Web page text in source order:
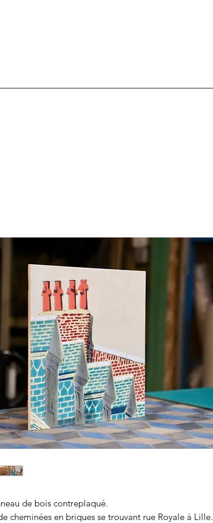
de bois contreplaqué.
cheminées en briques se trouvant rue Royale à Lille.